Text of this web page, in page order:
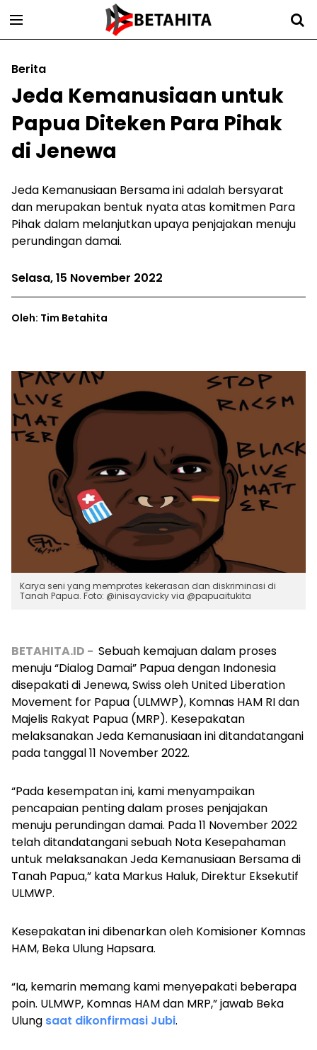
Berita
Jeda Kemanusiaan untuk
Papua Diteken Para Pihak
di Jenewa
Jeda Kemanusiaan Bersama ini adalah bersyarat
dan merupakan bentuk nyata atas komitmen Para
Pihak dalam melanjutkan upaya penjajakan menuju
perundingan damai.
Selasa, 15 November 2022
Oleh: Tim Betahita
Karya seni yang memprotes kekerasan dan diskriminasi di
Tanah Papua. Foto: @inisayavicky via @papuaitukita
BETAHITA.ID - Sebuah kemajuan dalam proses
menuju “Dialog Damai” Papua dengan Indonesia
disepakati di Jenewa, Swiss oleh United Liberation
Movement for Papua (ULMWP), Komnas HAM RI dan
Majelis Rakyat Papua (MRP). Kesepakatan
melaksanakan Jeda Kemanusiaan ini ditandatangani
pada tanggal 11 November 2022.
“Pada kesempatan ini, kami menyampaikan
pencapaian penting dalam proses penjajakan
menuju perundingan damai. Pada 11 November 2022
telah ditandatangani sebuah Nota Kesepahaman
untuk melaksanakan Jeda Kemanusiaan Bersama di
Tanah Papua,” kata Markus Haluk, Direktur Eksekutif
ULMWP.
Kesepakatan ini dibenarkan oleh Komisioner Komnas
HAM, Beka Ulung Hapsara.
“Ia, kemarin memang kami menyepakati beberapa
poin. ULMWP, Komnas HAM dan MRP,” jawab Beka
Ulung saat dikonfirmasi Jubi.